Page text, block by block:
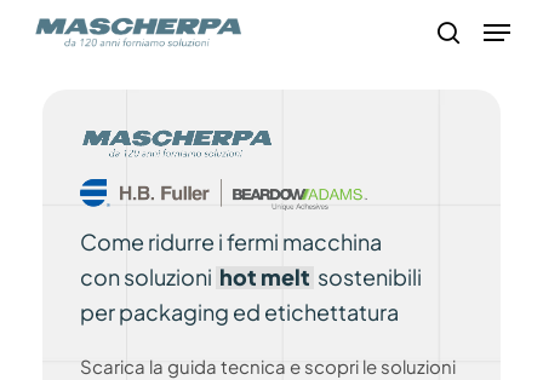
Menu
Come ridurre i fermi macchina
con soluzioni hot melt sostenibili
per packaging ed etichettatura
Scarica la guida tecnica e scopri le soluzioni